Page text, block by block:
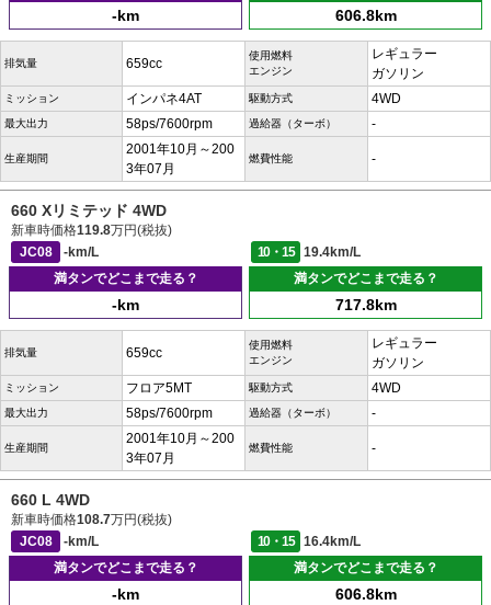
-km 606.8km
排気量 659cc
使用燃料
エンジン
レギュラー
ガソリン
ミッション インパネ4AT 駆動方式 4WD
最大出力 58ps/7600rpm 過給器（ターボ） -
生産期間
2001年10月～200
3年07月
燃費性能 -
660 Xリミテッド 4WD
新車時価格119.8万円(税抜)
JC08
-km/L 10・15
19.4km/L
満タンでどこまで走る？
-km
満タンでどこまで走る？
717.8km
排気量 659cc
使用燃料
エンジン
レギュラー
ガソリン
ミッション フロア5MT 駆動方式 4WD
最大出力 58ps/7600rpm 過給器（ターボ） -
生産期間
2001年10月～200
3年07月
燃費性能 -
660 L 4WD
新車時価格108.7万円(税抜)
JC08
-km/L 10・15
16.4km/L
満タンでどこまで走る？
-km
満タンでどこまで走る？
606.8km